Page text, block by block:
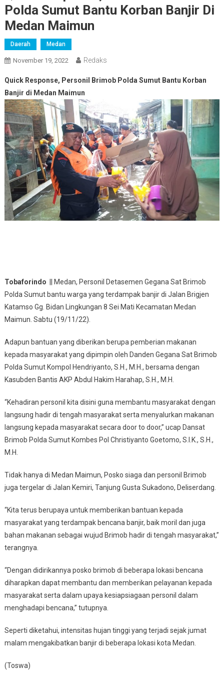
Polda Sumut Bantu Korban Banjir Di
Medan Maimun
Daerah Medan
November 19, 2022 Redaks
Quick Response, Personil Brimob Polda Sumut Bantu Korban
Banjir di Medan Maimun
Tobaforindo || Medan, Personil Detasemen Gegana Sat Brimob
Polda Sumut bantu warga yang terdampak banjir di Jalan Brigjen
Katamso Gg. Bidan Lingkungan 8 Sei Mati Kecamatan Medan
Maimun. Sabtu (19/11/22).
Adapun bantuan yang diberikan berupa pemberian makanan
kepada masyarakat yang dipimpin oleh Danden Gegana Sat Brimob
Polda Sumut Kompol Hendriyanto, S.H., M.H., bersama dengan
Kasubden Bantis AKP Abdul Hakim Harahap, S.H., M.H.
“Kehadiran personil kita disini guna membantu masyarakat dengan
langsung hadir di tengah masyarakat serta menyalurkan makanan
langsung kepada masyarakat secara door to door,” ucap Dansat
Brimob Polda Sumut Kombes Pol Christiyanto Goetomo, S.I.K., S.H.,
M.H.
Tidak hanya di Medan Maimun, Posko siaga dan personil Brimob
juga tergelar di Jalan Kemiri, Tanjung Gusta Sukadono, Deliserdang.
“Kita terus berupaya untuk memberikan bantuan kepada
masyarakat yang terdampak bencana banjir, baik moril dan juga
bahan makanan sebagai wujud Brimob hadir di tengah masyarakat,”
terangnya.
“Dengan didirikannya posko brimob di beberapa lokasi bencana
diharapkan dapat membantu dan memberikan pelayanan kepada
masyarakat serta dalam upaya kesiapsiagaan personil dalam
menghadapi bencana,” tutupnya.
Seperti diketahui, intensitas hujan tinggi yang terjadi sejak jumat
malam mengakibatkan banjir di beberapa lokasi kota Medan.
(Toswa)